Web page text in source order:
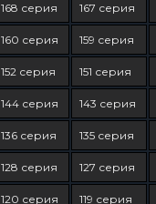
168 серия 167 серия
160 серия 159 серия
152 серия 151 серия
144 серия 143 серия
136 серия 135 серия
128 серия 127 серия
120 серия 119 серия